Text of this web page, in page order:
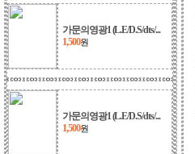
가문의영광1 (L.E/D.S/dts/...
1,500원
가문의영광1 (L.E/D.S/dts/...
1,500원